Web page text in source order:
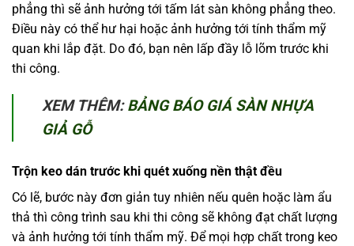
phẳng thì sẽ ảnh hưởng tới tấm lát sàn không phẳng theo.
Điều này có thể hư hại hoặc ảnh hưởng tới tính thẩm mỹ
quan khi lắp đặt. Do đó, bạn nên lấp đầy lỗ lõm trước khi
thi công.
XEM THÊM:BẢNG BÁO GIÁ SÀN NHỰA
GIẢ GỖ
Trộn keo dán trước khi quét xuống nền thật đều
Có lẽ, bước này đơn giản tuy nhiên nếu quên hoặc làm ẩu
thả thì công trình sau khi thi công sẽ không đạt chất lượng
và ảnh hưởng tới tính thẩm mỹ. Để mọi hợp chất trong keo